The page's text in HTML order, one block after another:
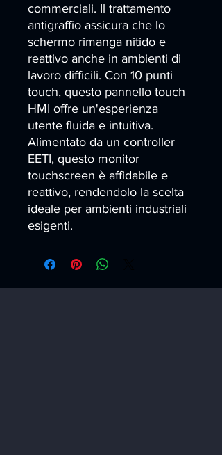
commerciali. Il trattamento
antigraffio assicura che lo
schermo rimanga nitido e
reattivo anche in ambienti di
lavoro difficili. Con 10 punti
touch, questo pannello touch
HMI offre un'esperienza
utente fluida e intuitiva.
Alimentato da un controller
EETI, questo monitor
touchscreen è affidabile e
reattivo, rendendolo la scelta
ideale per ambienti industriali
esigenti.